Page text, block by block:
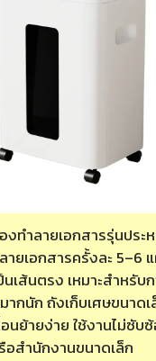
งทำลายเอกสารรุ่นปร
ยเอกสารครั้งละ 5–6
เส้นตรง เหมาะสำหรับ
ากนัก ถังเก็บเศษขนาด
นย้ายง่าย ใช้งานไม่ซับ
สำนักงานขนาดเล็ก